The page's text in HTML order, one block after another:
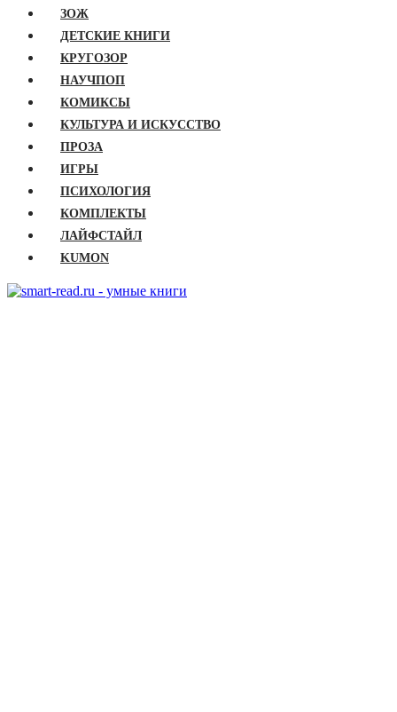
ЗОЖ
ДЕТСКИЕ КНИГИ
КРУГОЗОР
НАУЧПОП
КОМИКСЫ
КУЛЬТУРА И ИСКУССТВО
ПРОЗА
ИГРЫ
ПСИХОЛОГИЯ
КОМПЛЕКТЫ
ЛАЙФСТАЙЛ
KUMON